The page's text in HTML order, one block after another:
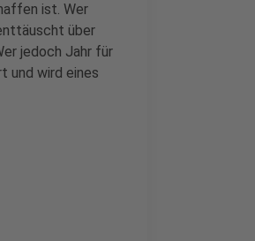
ist. Wer
über
jedoch Jahr für
und wird eines